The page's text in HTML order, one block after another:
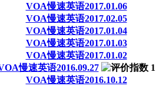
VOA慢速英语2017.01.06
VOA慢速英语2017.02.05
VOA慢速英语2017.01.04
VOA慢速英语2017.01.03
VOA慢速英语2017.01.02
慢速英语2016.09.27
VOA慢速英语2016.10.12